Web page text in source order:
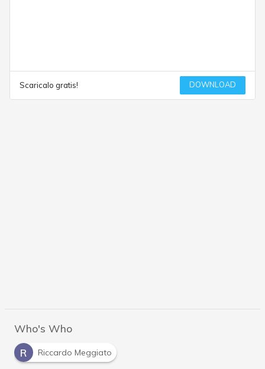
Scaricalo gratis! DOWNLOAD
Who's Who
R
Riccardo Meggiato